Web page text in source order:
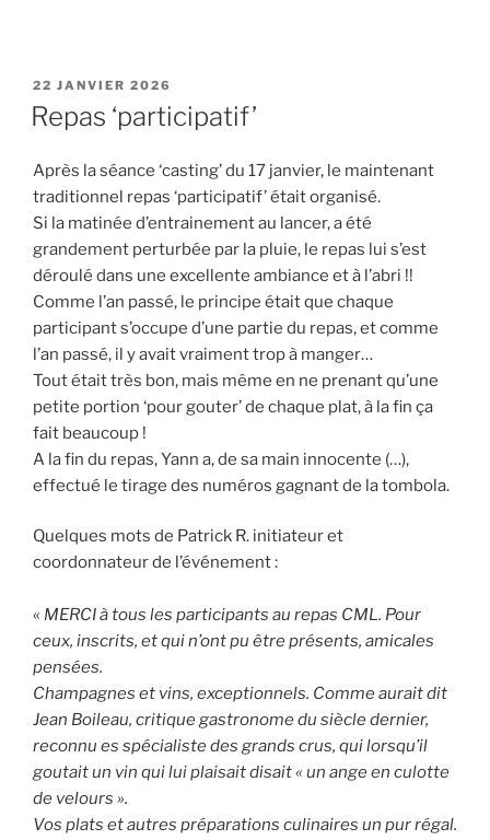
PUBLIÉ
LE
22 JANVIER 2026
Repas ‘participatif’
Après la séance ‘casting’ du 17 janvier, le maintenant
traditionnel repas ‘participatif’ était organisé.
Si la matinée d’entrainement au lancer, a été
grandement perturbée par la pluie, le repas lui s’est
déroulé dans une excellente ambiance et à l’abri !!
Comme l’an passé, le principe était que chaque
participant s’occupe d’une partie du repas, et comme
l’an passé, il y avait vraiment trop à manger…
Tout était très bon, mais même en ne prenant qu’une
petite portion ‘pour gouter’ de chaque plat, à la fin ça
fait beaucoup !
A la fin du repas, Yann a, de sa main innocente (…),
effectué le tirage des numéros gagnant de la tombola.
Quelques mots de Patrick R. initiateur et
coordonnateur de l’événement :
« MERCI à tous les participants au repas CML. Pour
ceux, inscrits, et qui n’ont pu être présents, amicales
pensées.
Champagnes et vins, exceptionnels. Comme aurait dit
Jean Boileau, critique gastronome du siècle dernier,
reconnu es spécialiste des grands crus, qui lorsqu’il
goutait un vin qui lui plaisait disait « un ange en culotte
de velours ».
Vos plats et autres préparations culinaires un pur régal.